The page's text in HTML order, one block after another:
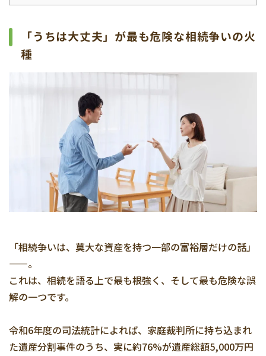
「うちは大丈夫」が最も危険な相続争いの火
種
「相続争いは、莫大な資産を持つ一部の富裕層だけの話」
——。
これは、相続を語る上で最も根強く、そして最も危険な誤
解の一つです。
令和6年度の司法統計によれば、家庭裁判所に持ち込まれ
た遺産分割事件のうち、実に約76%が遺産総額5,000万円